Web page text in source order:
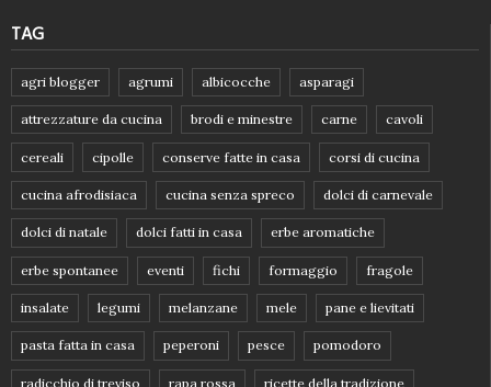
TAG
agri blogger agrumi albicocche asparagi
attrezzature da cucina brodi e minestre carne cavoli
cereali cipolle conserve fatte in casa corsi di cucina
cucina afrodisiaca cucina senza spreco dolci di carnevale
dolci di natale dolci fatti in casa erbe aromatiche
erbe spontanee eventi fichi formaggio fragole
insalate legumi melanzane mele pane e lievitati
pasta fatta in casa peperoni pesce pomodoro
radicchio di treviso rapa rossa ricette della tradizione